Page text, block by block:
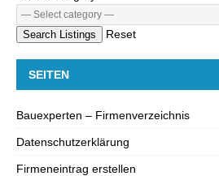
Search Listings Reset
SEITEN
Bauexperten – Firmenverzeichnis
Datenschutzerklärung
Firmeneintrag erstellen